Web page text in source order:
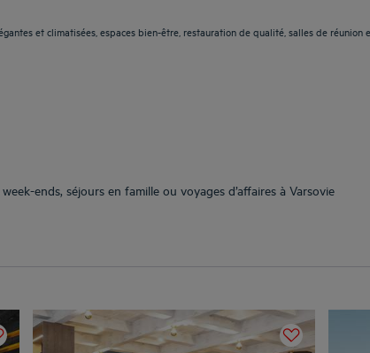
et climatisées, espaces bien-être, restauration de qualité, salles de réunion
ends, séjours en famille ou voyages d’affaires à Varsovie